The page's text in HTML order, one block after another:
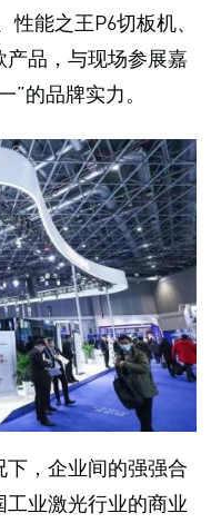
能之王P6切板机、
产品，与现场参展嘉
”的品牌实力。
，企业间的强强合
业激光行业的商业